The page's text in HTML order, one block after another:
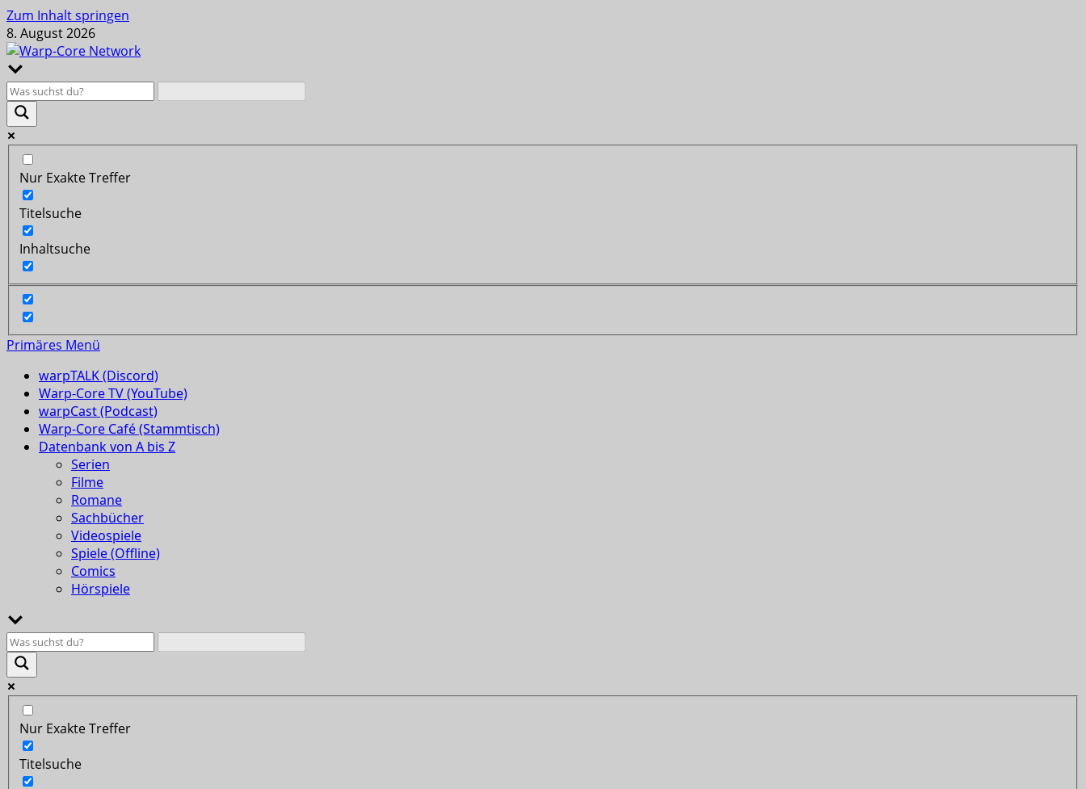
Zum Inhalt springen
8. August 2026
Nur Exakte Treffer
Titelsuche
Inhaltsuche
Primäres Menü
warpTALK (Discord)
Warp-Core TV (YouTube)
warpCast (Podcast)
Warp-Core Café (Stammtisch)
Datenbank von A bis Z
Serien
Filme
Romane
Sachbücher
Videospiele
Spiele (Offline)
Comics
Hörspiele
Nur Exakte Treffer
Titelsuche